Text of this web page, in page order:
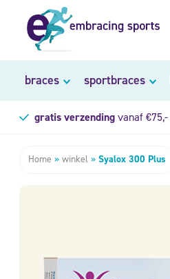
braces sportbraces
gratis verzendingvanaf €75,-
Home » winkel » Syalox 300 Plus